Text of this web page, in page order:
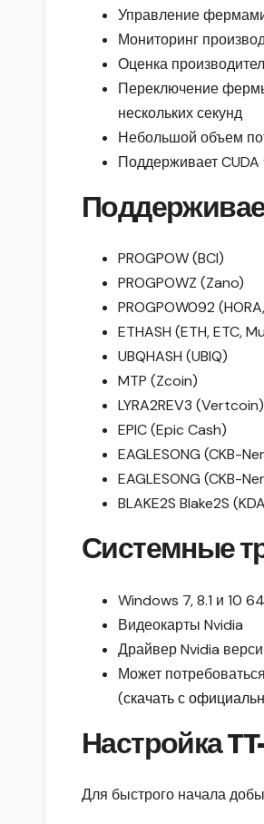
Управление
Мониторинг
Оценка
Переключение
нескольких секунд
Небольшой объем
Поддерживает CUDA
PROGPOW (BCI)
PROGPOWZ (Zano)
PROGPOW092
ETHASH (ETH, ETC,
UBQHASH (UBIQ)
MTP (Zcoin)
LYRA2REV3 (Vertcoin)
EPIC (Epic Cash)
EAGLESONG (CKB-
EAGLESONG (CKB-
BLAKE2S Blake2S
Системные
Windows 7, 8.1 и 10
Видеокарты Nvidia
Драйвер Nvidia
Может
(скачать с
Настройка
Для быстрого начала